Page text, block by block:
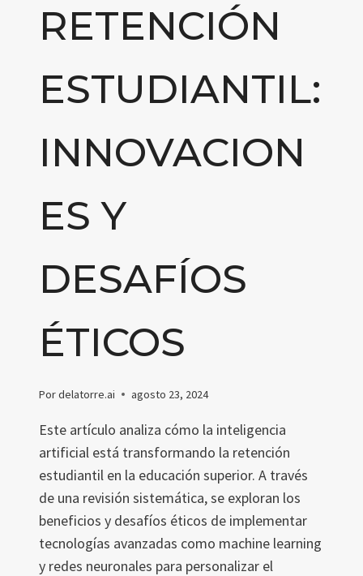
RETENCIÓN
ESTUDIANTIL:
INNOVACION
ES Y
DESAFÍOS
ÉTICOS
Pordelatorre.ai agosto 23, 2024
Este artículo analiza cómo la inteligencia
artificial está transformando la retención
estudiantil en la educación superior. A través
de una revisión sistemática, se exploran los
beneficios y desafíos éticos de implementar
tecnologías avanzadas como machine learning
y redes neuronales para personalizar el